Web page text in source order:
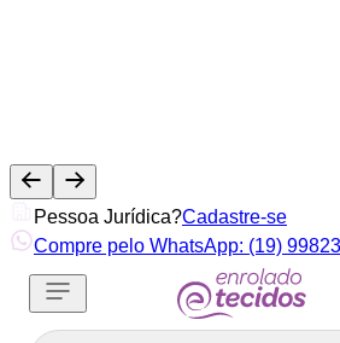
Pessoa Jurídica?Cadastre-se
Compre pelo WhatsApp: (19)